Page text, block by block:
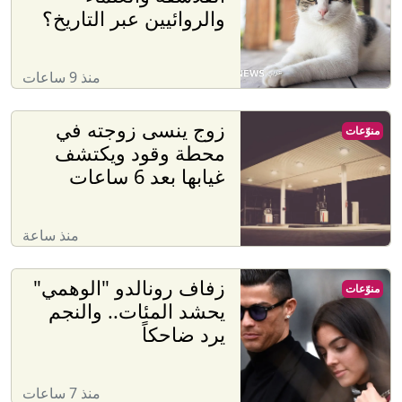
والروائيين عبر التاريخ؟
منذ 9 ساعات
زوج ينسى زوجته في
محطة وقود ويكتشف
غيابها بعد 6 ساعات
منذ ساعة
منوّعات
زفاف رونالدو "الوهمي"
يحشد المئات.. والنجم
يرد ضاحكاً
منذ 7 ساعات
منوّعات